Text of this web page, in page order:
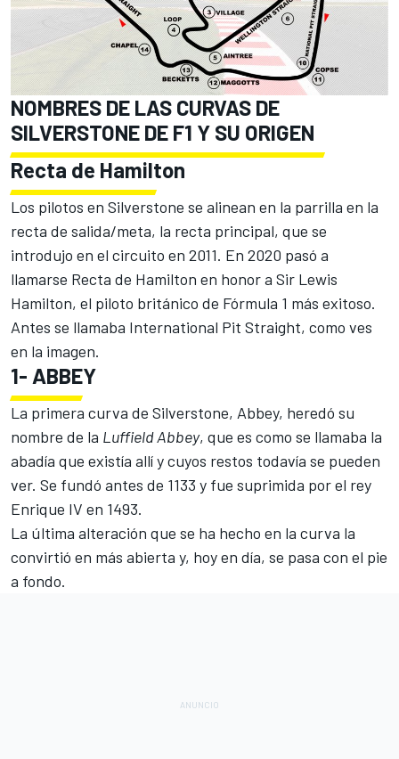
NOMBRES DE LAS CURVAS DE
SILVERSTONE DE F1 Y SU ORIGEN
Recta de Hamilton
Los pilotos en Silverstone se alinean en la parrilla en la
recta de salida/meta, la recta principal, que se
introdujo en el circuito en 2011. En 2020 pasó a
llamarse Recta de Hamilton en honor a Sir Lewis
Hamilton, el piloto británico de Fórmula 1 más exitoso.
Antes se llamaba International Pit Straight, como ves
en la imagen.
1- ABBEY
La primera curva de Silverstone, Abbey, heredó su
nombre de la Luffield Abbey, que es como se llamaba la
abadía que existía allí y cuyos restos todavía se pueden
ver. Se fundó antes de 1133 y fue suprimida por el rey
Enrique IV en 1493.
La última alteración que se ha hecho en la curva la
convirtió en más abierta y, hoy en día, se pasa con el pie
a fondo.